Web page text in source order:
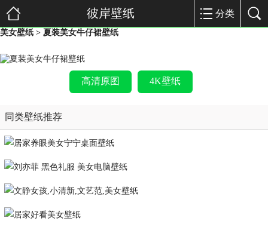
彼岸壁纸 分类
美女壁纸 > 夏装美女牛仔裙壁纸
高清原图 4K壁纸
同类壁纸推荐